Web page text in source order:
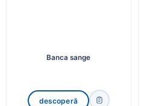
Banca sange
descoperă